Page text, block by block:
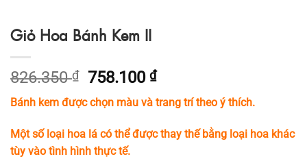
Giỏ Hoa Bánh Kem II
826.350₫
Giá
gốc
là:
826.350 ₫.
758.100₫Giá
hiện
tại
là:
758.100 ₫.
Bánh kem được chọn màu và trang trí theo ý thích.
Một số loại hoa lá có thể được thay thế bằng loại hoa khác
tùy vào tình hình thực tế.